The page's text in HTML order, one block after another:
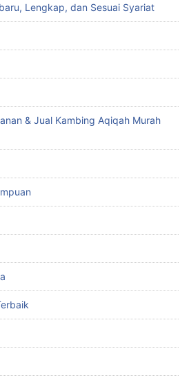
Lengkap, dan Sesuai Syariat
& Jual Kambing Aqiqah Murah